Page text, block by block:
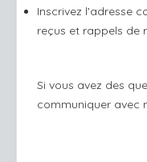
Inscrivez l'adresse
reçus et rappels de
Si vous avez des
communiquer avec